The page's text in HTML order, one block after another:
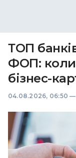
ТОП
ФОП: коли
бізнес-
04.08.2026, 06:50 —